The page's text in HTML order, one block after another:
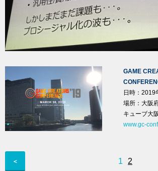
GAME
日時：2019
場所：大阪
キューブ大阪
www.gc-
＜ 1 2